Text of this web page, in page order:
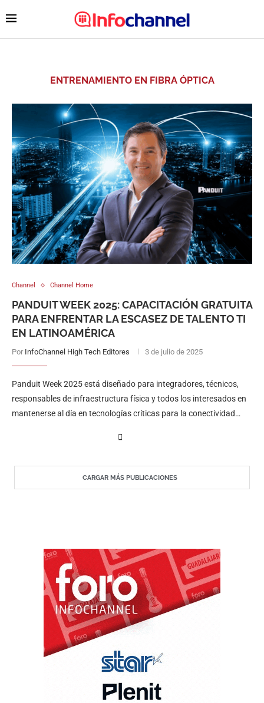
ENTRENAMIENTO EN FIBRA ÓPTICA
Channel Channel Home
PANDUIT WEEK 2025: CAPACITACIÓN GRATUITA
PARA ENFRENTAR LA ESCASEZ DE TALENTO TI
EN LATINOAMÉRICA
Por InfoChannel High Tech Editores 3 de julio de 2025
Panduit Week 2025 está diseñado para integradores, técnicos,
responsables de infraestructura física y todos los interesados en
mantenerse al día en tecnologías críticas para la conectividad
CARGAR MÁS PUBLICACIONES